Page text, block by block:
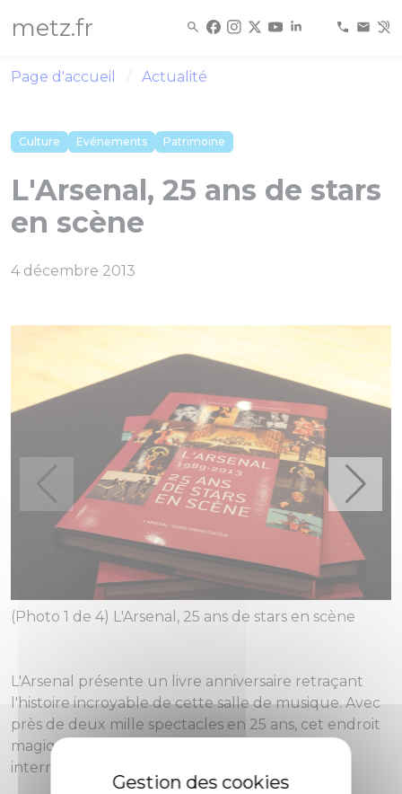
metz.fr
Page d'accueil Actualité
Culture Evénements Patrimoine
L'Arsenal, 25 ans de stars
en scène
4 décembre 2013
(Photo 1 de 4) L'Arsenal, 25 ans de stars en scène
L'Arsenal présente un livre anniversaire retraçant
l'histoire incroyable de cette salle de musique. Avec
près de deux mille spectacles en 25 ans, cet endroit
magique a accueilli les plus grands artistes
internationaux.